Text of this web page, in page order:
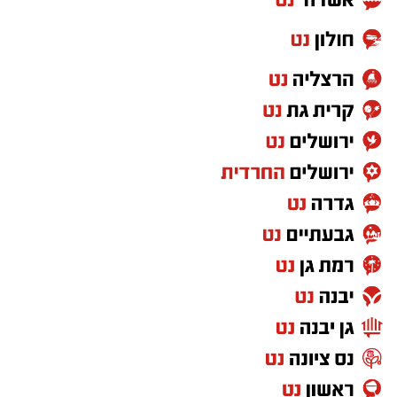
צפו ברגעים קצרים מהארוע העוצמתי שעוד ידובר
בו רבות.
זאב.
יחד עם בנו נ"י. לאחר מכן, פנה לרחבת הציון
בסמוך להדלקות ל"ג בעומר, שם גזז את מחלפות
ראשו של בנו לראשונה וכיבד עוד ידידים בגזיזת
השיער, תוך כדי שבירכוהו שזכות אבות השושלת
הקדושה לאדמור"י ורבני משפחת אבוחצירא תגן
בעדו, וכי יגדל ויאיר את עיני ישראל בתורה, יראת
שמים וחסידות.
משם פנה לחדר הסמוך לצורך הדלקת נרות לכבוד
התנא רשב"י.
בהמשך המעמד ערכו המשתתפים ברכת "לחיים",
ובמסגרתה בירך הגר"ש טולידאנו את הקהל
בברכת לחיים טובים ולשלום.